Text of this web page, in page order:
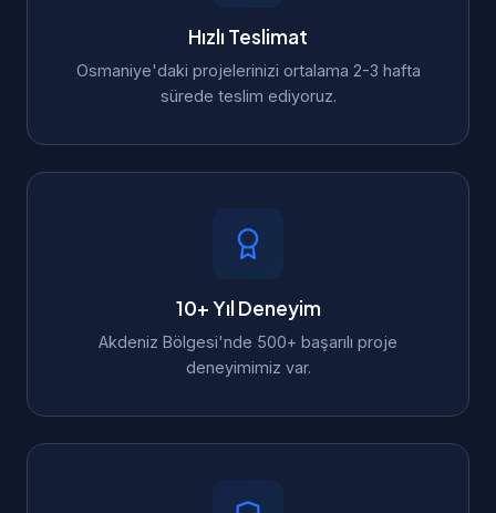
Hızlı Teslimat
Osmaniye'daki projelerinizi ortalama 2-3 hafta
sürede teslim ediyoruz.
10+ Yıl Deneyim
Akdeniz Bölgesi'nde 500+ başarılı proje
deneyimimiz var.